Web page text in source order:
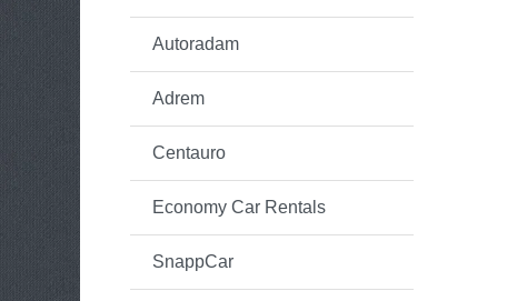
Autoradam
Adrem
Centauro
Economy Car Rentals
SnappCar